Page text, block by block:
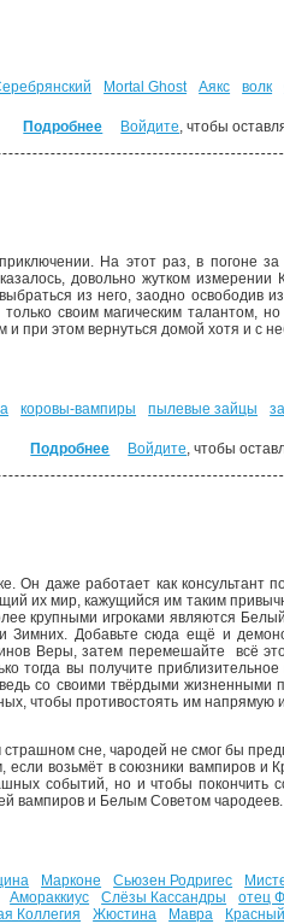
Mortal Ghost Аякс волк
Подробнее о Восхождение. ("Войны
Войдите, чтобы
На этот раз, в погоне
довольно жутком измерении
из него, заодно освободив
своим магическим талантом,
и при этом вернуться домой хотя и с
коровы-вампиры пылевые зайцы
Подробнее о МИФфия
Войдите, чтобы
Он даже работает как консультант
их мир, кажущийся им таким
крупными игроками являются
Зимних. Добавьте сюда ещё и
Веры, затем перемешайте всё
тогда вы получите
со своими твёрдыми жизненными
чтобы противостоять им напрямую
сне, чародей не смог бы
возьмёт в союзники вампиров и
событий, но и чтобы покончить
вампиров и Белым Советом чародеев.
Марконе Сьюзен Родригес
Амораккиус Слёзы Кассандры отец
Коллегия Жюстина Мавра